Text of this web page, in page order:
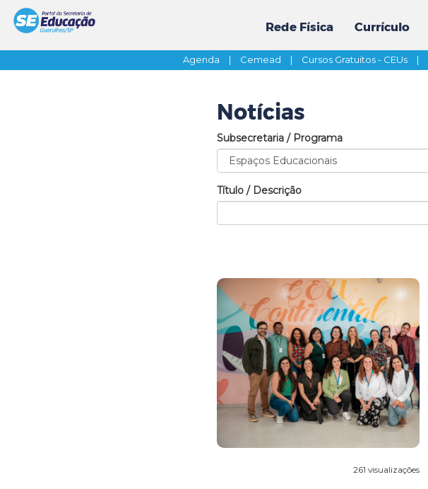
Rede Física Currículo
Agenda | Cemead | Cursos Gratuitos - CEUs |
Notícias
Subsecretaria / Programa
Título / Descrição
261 visualizações